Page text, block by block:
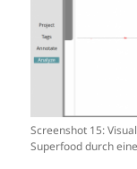
Screenshot 15:
Superfood durch